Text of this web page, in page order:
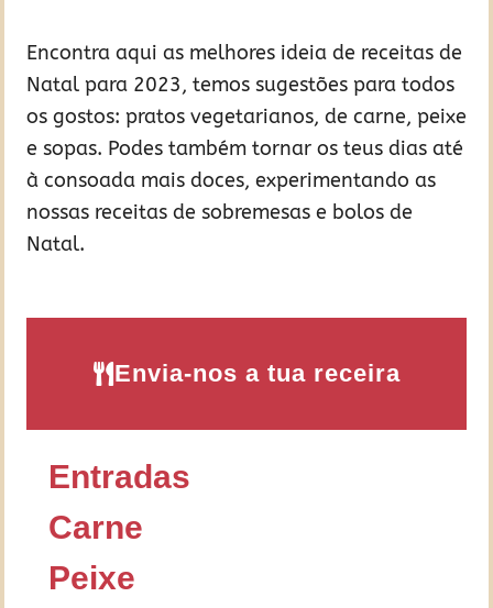
Encontra aqui as melhores ideia de receitas de
Natal para 2023, temos sugestões para todos
os gostos: pratos vegetarianos, de carne, peixe
e sopas. Podes também tornar os teus dias até
à consoada mais doces, experimentando as
nossas receitas de sobremesas e bolos de
Natal.
Envia-nos a tua receira
Entradas
Carne
Peixe